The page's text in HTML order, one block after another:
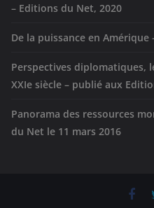
– Editions du Net, 2020
De la puissance en
Perspectives diplomatiques,
XXIe siècle – publié aux
Panorama des ressources
du Net le 11 mars 2016